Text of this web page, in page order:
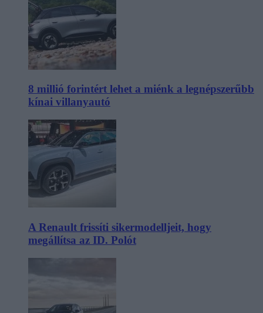
8 millió forintért lehet a miénk a legnépszerűbb
kínai villanyautó
A Renault frissíti sikermodelljeit, hogy
megállítsa az ID. Polót